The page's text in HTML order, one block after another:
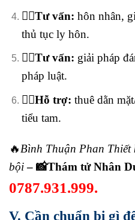
🕵️‍♂️Tư vấn: hôn nhân,
thủ tục ly hôn.
🕵️‍♂️Tư vấn: giải pháp
pháp luật.
🕵️‍♂️Hỗ trợ: thuê dằn
tiểu tam.
🔥Bình Thuận Phan Thiết
bội– 📸Thám tử Nhân
0787.931.999.
V. Cần chuẩn bị gì